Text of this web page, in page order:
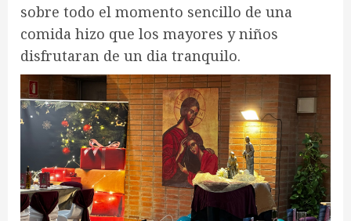
sobre todo el momento sencillo de una
comida hizo que los mayores y niños
disfrutaran de un dia tranquilo.